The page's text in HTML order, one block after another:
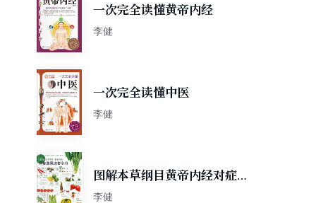
一次完全读懂黄帝内经
李健
一次完全读懂中医
李健
图解本草纲目黄帝内经对症蔬
果速查全书
李健